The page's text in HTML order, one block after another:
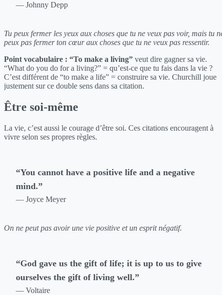
— Johnny Depp
Tu peux fermer les yeux aux choses que tu ne veux pas voir, mais tu
peux pas fermer ton cœur aux choses que tu ne veux pas ressentir.
Point vocabulaire : “To make a living” veut dire gagner sa vie.
“What do you do for a living?” = qu’est-ce que tu fais dans la vie ?
C’est différent de “to make a life” = construire sa vie. Churchill joue
justement sur ce double sens dans sa citation.
Être soi-même
La vie, c’est aussi le courage d’être soi. Ces citations encouragent à
vivre selon ses propres règles.
“You cannot have a positive life and a negative
mind.”
— Joyce Meyer
On ne peut pas avoir une vie positive et un esprit négatif.
“God gave us the gift of life; it is up to us to give
ourselves the gift of living well.”
— Voltaire